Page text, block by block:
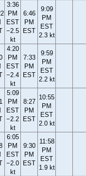
3:36
PM
EST
−2.5
kt
6:46
PM
EST
9:09
PM
EST
2.3 kt
4:20
PM
EST
−2.4
kt
7:33
PM
EST
9:59
PM
EST
2.2 kt
5:09
PM
EST
−2.2
kt
8:27
PM
EST
10:55
PM
EST
2.0 kt
6:05
PM
EST
−2.0
kt
9:30
PM
EST
11:58
PM
EST
1.9 kt